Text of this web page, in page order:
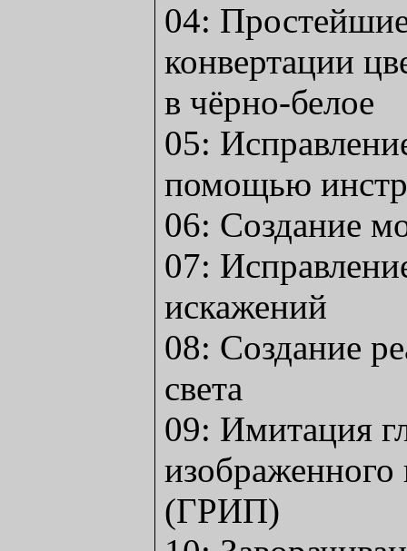
04:
конвертации
в чёрно-белое
05:
помощью
06: Создание
07:
искажений
08: Создание
света
09: Имитация
изображенного
(ГРИП)